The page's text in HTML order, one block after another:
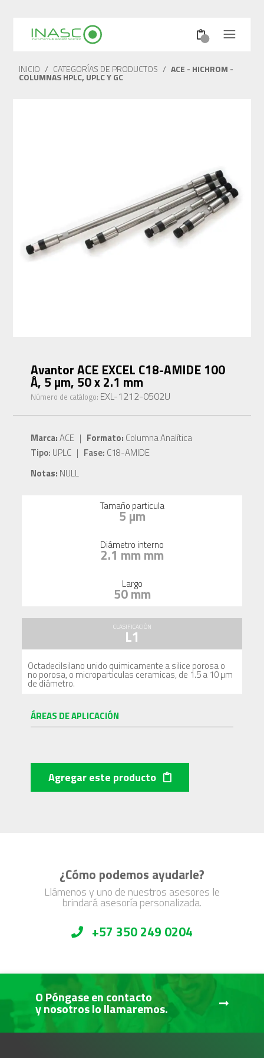
INICIO / CATEGORÍAS DE PRODUCTOS / ACE - HICHROM -
COLUMNAS HPLC, UPLC Y GC
Avantor ACE EXCEL C18-AMIDE 100
Å, 5 µm, 50 x 2.1 mm
Número de catálogo: EXL-1212-0502U
Marca:ACE | Formato: Columna Analítica
Tipo: UPLC | Fase: C18-AMIDE
Notas: NULL
Tamaño particula
5 µm
Diámetro interno
2.1 mm mm
Largo
50 mm
CLASIFICACIÓN
L1
Octadecilsilano unido quimicamente a silice porosa o
no porosa, o microparticulas ceramicas, de 1.5 a 10 µm
de diámetro.
ÁREAS DE APLICACIÓN
Agregar este producto
¿Cómo podemos ayudarle?
Llámenos y uno de nuestros asesores le
brindará asesoría personalizada.
+57 350 249 0204
O Póngase en contacto
y nosotros lo llamaremos.